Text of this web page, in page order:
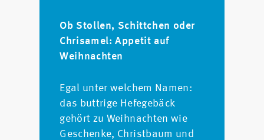
Ob Stollen, Schittchen oder
Chrisamel: Appetit auf
Weihnachten
Egal unter welchem Namen:
das buttrige Hefegebäck
gehört zu Weihnachten wie
Geschenke, Christbaum und